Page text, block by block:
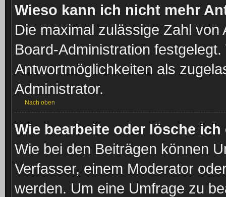
Wieso kann ich nicht mehr
Die maximal zulässige Zahl
Board-Administration
Antwortmöglichkeiten als
Administrator.
Nach oben
Wie bearbeite oder lösche ich
Wie bei den Beiträgen können
Verfasser, einem Moderator
werden. Um eine Umfrage zu